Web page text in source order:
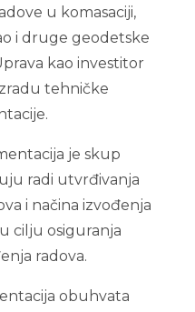
u komasaciji,
i druge geodetske
kao investitor
tehničke
je skup
radi utvrđivanja
i načina izvođenja
cilju osiguranja
radova.
obuhvata